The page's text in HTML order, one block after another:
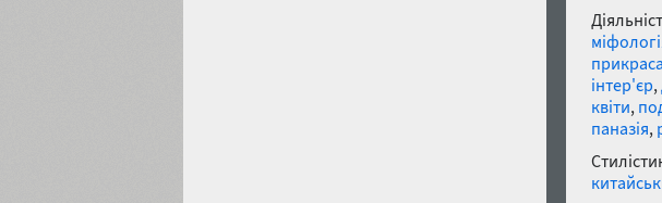
прикраса
інтер'єр,
квіти,
паназія,